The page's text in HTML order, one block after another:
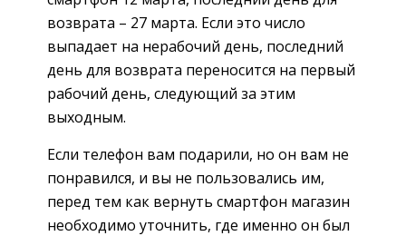
возврата – 27 марта. Если это число
выпадает на нерабочий день, последний
день для возврата переносится на первый
рабочий день, следующий за этим
выходным.
Если телефон вам подарили, но он вам не
понравился, и вы не пользовались им,
перед тем как вернуть смартфон магазин
необходимо уточнить, где именно он был